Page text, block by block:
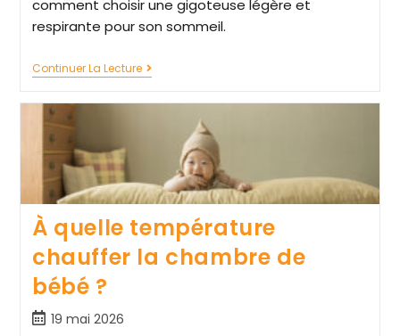
comment choisir une gigoteuse légère et
respirante pour son sommeil.
Continuer La Lecture
À quelle température
chauffer la chambre de
bébé ?
19 mai 2026